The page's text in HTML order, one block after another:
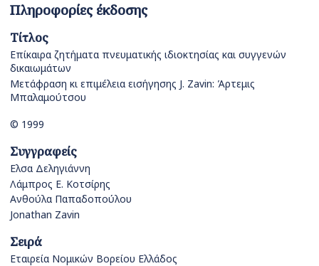
Πληροφορίες έκδοσης
Τίτλος
Επίκαιρα ζητήματα πνευματικής ιδιοκτησίας και συγγενών
δικαιωμάτων
Μετάφραση κι επιμέλεια εισήγησης J. Zavin: Άρτεμις
Μπαλαμούτσου
© 1999
Συγγραφείς
Ελσα Δεληγιάννη
Λάμπρος Ε. Κοτσίρης
Ανθούλα Παπαδοπούλου
Jonathan Zavin
Σειρά
Εταιρεία Νομικών Βορείου Ελλάδος